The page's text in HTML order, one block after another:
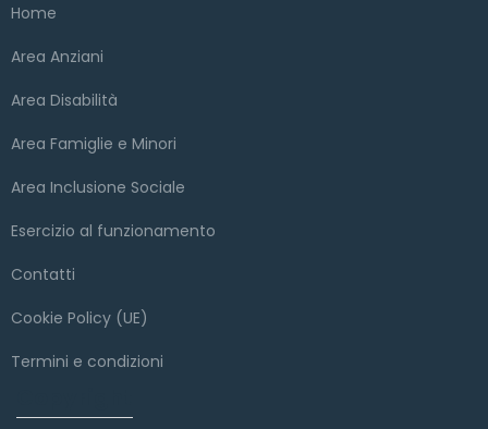
Home
Area Anziani
Area Disabilità
Area Famiglie e Minori
Area Inclusione Sociale
Esercizio al funzionamento
Contatti
Cookie Policy (UE)
Termini e condizioni